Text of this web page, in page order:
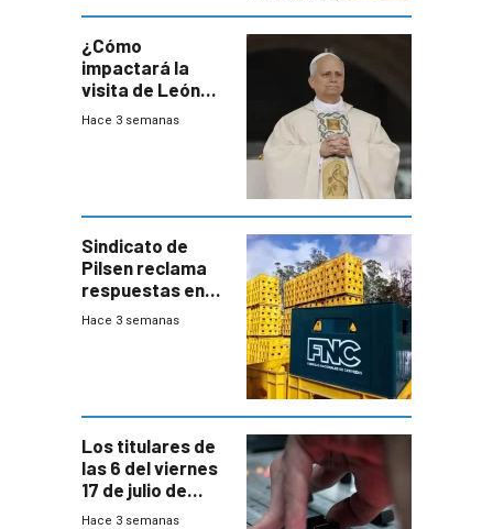
¿Cómo
impactará la
visita de León
XIV a Uruguay?
Hace 3 semanas
Sindicato de
Pilsen reclama
respuestas en
medio de
Hace 3 semanas
Los titulares de
las 6 del viernes
17 de julio de
2026
Hace 3 semanas